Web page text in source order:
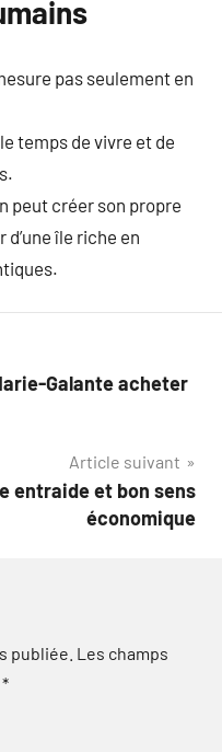
pas seulement en
temps de vivre et de
peut créer son propre
île riche en
Galante acheter
Article suivant
entraide et bon sens
économique
publiée. Les champs
*